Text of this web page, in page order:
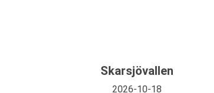
Skarsjövallen
2026-10-18